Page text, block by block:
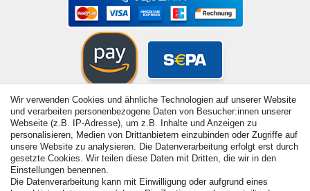
Wir verwenden Cookies und ähnliche Technologien auf unserer Website
und verarbeiten personenbezogene Daten von Besucher:innen unserer
Webseite (z.B. IP-Adresse), um z.B. Inhalte und Anzeigen zu
personalisieren, Medien von Drittanbietern einzubinden oder Zugriffe auf
unsere Website zu analysieren. Die Datenverarbeitung erfolgt erst durch
gesetzte Cookies. Wir teilen diese Daten mit Dritten, die wir in den
Einstellungen benennen.
Die Datenverarbeitung kann mit Einwilligung oder aufgrund eines